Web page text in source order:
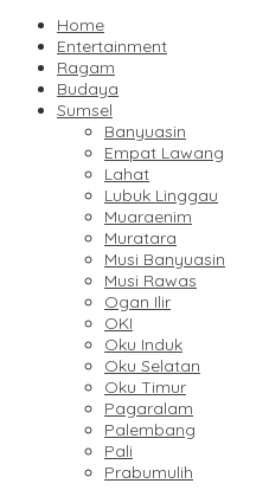
Home
Entertainment
Ragam
Budaya
Sumsel
Banyuasin
Empat Lawang
Lahat
Lubuk Linggau
Muaraenim
Muratara
Musi Banyuasin
Musi Rawas
Ogan Ilir
OKI
Oku Induk
Oku Selatan
Oku Timur
Pagaralam
Palembang
Pali
Prabumulih